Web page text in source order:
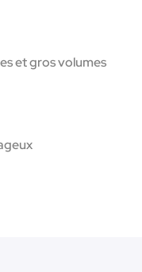
et gros volumes